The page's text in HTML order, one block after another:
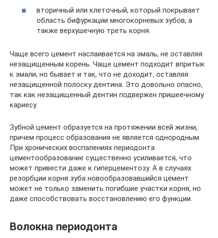
вторичный или клеточный, который покрывает
область бифуркации многокорневых зубов, а
также верхушечную треть корня.
Чаще всего цемент наслаивается на эмаль, не оставляя
незащищенным корень. Чаще цемент подходит впритык
к эмали, но бывает и так, что не доходит, оставляя
незащищенной полоску дентина. Это довольно опасно,
так как незащищенный дентин подвержен пришеечному
кариесу.
Зубной цемент образуется на протяжении всей жизни,
причем процесс образования не является однородным.
При хронических воспалениях периодонта
цементообразование существенно усиливается, что
может привести даже к гиперцементозу. А в случаях
резорбции корня зуба новообразовавшийся цемент
может не только заменить погибшие участки корня, но
даже способствовать восстановлению его функции.
Волокна периодонта